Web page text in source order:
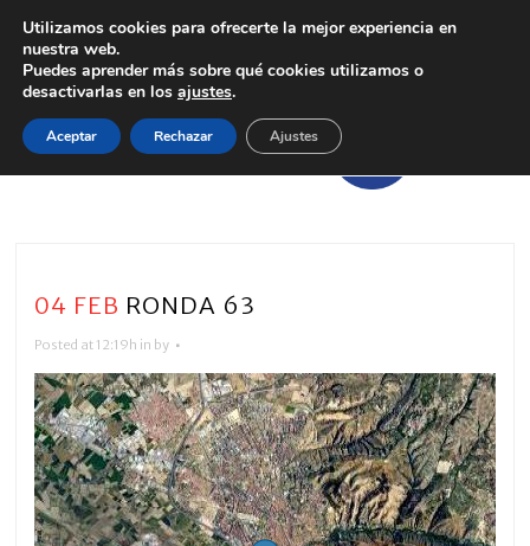
04 FEB RONDA 63
Posted at 12:19h in by
Utilizamos cookies para ofrecerte la mejor experiencia en
nuestra web.
Puedes aprender más sobre qué cookies utilizamos o
desactivarlas en los ajustes.
Aceptar Rechazar Ajustes